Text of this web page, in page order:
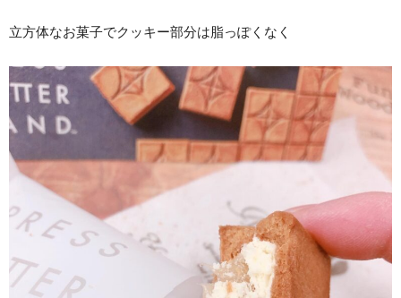
立方体なお菓子でクッキー部分は脂っぽくなく